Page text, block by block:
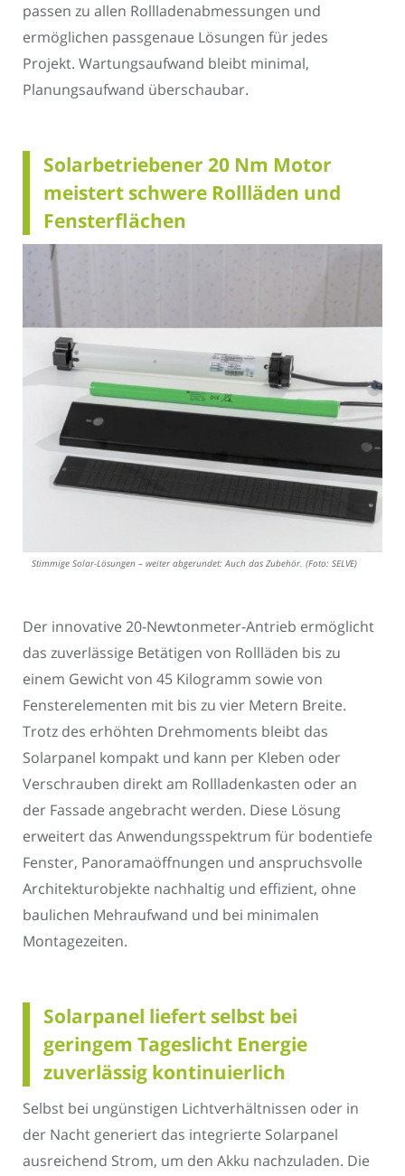
passen zu allen Rollladenabmessungen und
ermöglichen passgenaue Lösungen für jedes
Projekt. Wartungsaufwand bleibt minimal,
Planungsaufwand überschaubar.
Solarbetriebener 20 Nm Motor
meistert schwere Rollläden und
Fensterflächen
Stimmige Solar-Lösungen – weiter abgerundet: Auch das Zubehör. (Foto: SELVE)
Der innovative 20-Newtonmeter-Antrieb ermöglicht
das zuverlässige Betätigen von Rollläden bis zu
einem Gewicht von 45 Kilogramm sowie von
Fensterelementen mit bis zu vier Metern Breite.
Trotz des erhöhten Drehmoments bleibt das
Solarpanel kompakt und kann per Kleben oder
Verschrauben direkt am Rollladenkasten oder an
der Fassade angebracht werden. Diese Lösung
erweitert das Anwendungsspektrum für bodentiefe
Fenster, Panoramaöffnungen und anspruchsvolle
Architekturobjekte nachhaltig und effizient, ohne
baulichen Mehraufwand und bei minimalen
Montagezeiten.
Solarpanel liefert selbst bei
geringem Tageslicht Energie
zuverlässig kontinuierlich
Selbst bei ungünstigen Lichtverhältnissen oder in
der Nacht generiert das integrierte Solarpanel
ausreichend Strom, um den Akku nachzuladen. Die